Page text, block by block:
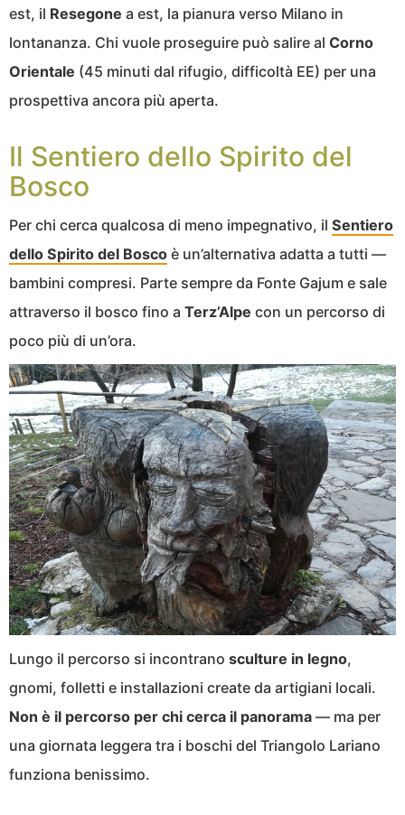
est, il Resegone a est, la pianura verso Milano in
lontananza. Chi vuole proseguire può salire al Corno
Orientale (45 minuti dal rifugio, difficoltà EE) per una
prospettiva ancora più aperta.
Il Sentiero dello Spirito del
Bosco
Per chi cerca qualcosa di meno impegnativo, il Sentiero
dello Spirito del Bosco è un’alternativa adatta a tutti —
bambini compresi. Parte sempre da Fonte Gajum e sale
attraverso il bosco fino a Terz’Alpe con un percorso di
poco più di un’ora.
Lungo il percorso si incontrano sculture in legno,
gnomi, folletti e installazioni create da artigiani locali.
Non è il percorso per chi cerca il panorama — ma per
una giornata leggera tra i boschi del Triangolo Lariano
funziona benissimo.